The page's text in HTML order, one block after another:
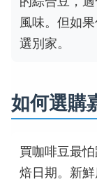
風味。但如
選別家。
如何選購
買咖啡豆最
焙日期。新